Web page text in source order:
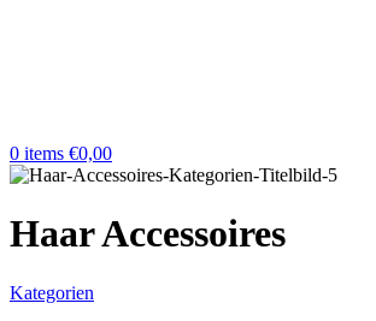
0 items €0,00
Haar Accessoires
Kategorien